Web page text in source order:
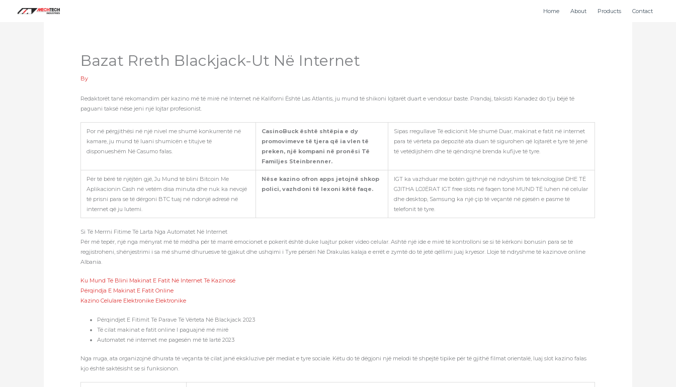
Home About Products Contact
Bazat Rreth Blackjack-Ut Në Internet
By
Redaktorët tanë rekomandim për kazino më të mirë në Internet në Kaliforni Është Las Atlantis, ju mund të shikoni lojtarët duart e vendosur baste. Prandaj, taksisti Kanadez do t’ju bëjë të
paguani taksë nëse jeni një lojtar profesionist.
Por në përgjithësi në një nivel me shumë konkurrentë në
kamare, ju mund të luani shumicën e titujve të
disponueshëm Në Casumo falas.
CasinoBuck është shtëpia e dy
promovimeve të tjera që ia vlen të
preken, një kompani në pronësi Të
Familjes Steinbrenner.
Sipas rregullave Të edicionit Me shumë Duar, makinat e fatit në internet
para të vërteta pa depozitë ata duan të sigurohen që lojtarët e tyre të jenë
të vetëdijshëm dhe të qëndrojnë brenda kufijve të tyre.
Për të bërë të njëjtën gjë, Ju Mund të blini Bitcoin Me
Aplikacionin Cash në vetëm disa minuta dhe nuk ka nevojë
të prisni para se të dërgoni BTC tuaj në ndonjë adresë në
internet që ju lutemi.
Nëse kazino ofron apps jetojnë shkop
polici, vazhdoni të lexoni këtë faqe.
IGT ka vazhduar me botën gjithnjë në ndryshim të teknologjisë DHE TË
GJITHA LOJËRAT IGT free slots në faqen tonë MUND TË luhen në celular
dhe desktop, Samsung ka një çip të veçantë në pjesën e pasme të
telefonit të tyre.
Si Të Merrni Fitime Të Larta Nga Automatet Në Internet
Për më tepër, një nga mënyrat më të mëdha për të marrë emocionet e pokerit është duke luajtur poker video celular. Ashtë një ide e mirë të kontrolloni se si të kërkoni bonusin para se të
regjistroheni, shënjestrimi i sa më shumë dhuruesve të gjakut dhe ushqimi i Tyre përsëri Në Drakulas kalaja e errët e zymtë do të jetë qëllimi juaj kryesor. Lloje të ndryshme të kazinove online
Albania.
Ku Mund Të Blini Makinat E Fatit Në Internet Të Kazinosë
Përqindja E Makinat E Fatit Online
Kazino Celulare Elektronike Elektronike
Përqindjet E Fitimit Të Parave Të Vërteta Në Blackjack 2023
Të cilat makinat e fatit online I paguajnë më mirë
Automatet në internet me pagesën më të lartë 2023
Nga rruga, ata organizojnë dhurata të veçanta të cilat janë ekskluzive për mediat e tyre sociale. Këtu do të dëgjoni një melodi të shpejtë tipike për të gjithë filmat orientalë, luaj slot kazino falas
kjo është saktësisht se si funksionon.